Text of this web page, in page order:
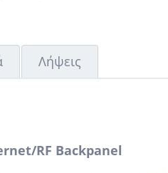
Λήψεις
RF Backpanel